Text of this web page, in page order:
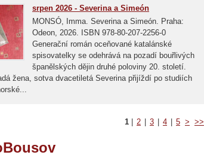
srpen 2026 - Severina a Simeón
MONSÓ, Imma. Severina a Simeón. Praha:
Odeon, 2026. ISBN 978-80-207-2256-0
Generační román oceňované katalánské
spisovatelky se odehrává na pozadí bouřlivých
španělských dějin druhé poloviny 20. století.
žena, sotva dvacetiletá Severina přijíždí po studiích
1 2 3 4 5 > >>